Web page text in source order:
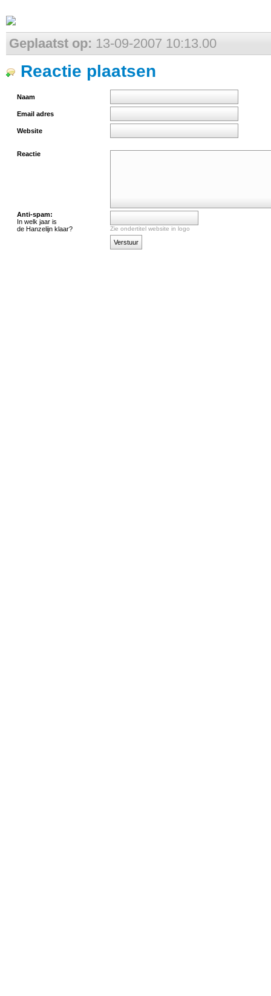
Geplaatst op: 13-09-2007 10:13.00
Reactie plaatsen
Naam
Email adres
Website
Reactie
Anti-spam:
In welk jaar is
de Hanzelijn klaar?
Zie ondertitel website in logo